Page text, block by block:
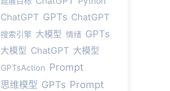
ChatGPT GPTs ChatGPT
搜索引擎 大模型 情绪 GPTs
大模型 ChatGPT 大模型
GPTsAction Prompt
思维模型 GPTs Prompt